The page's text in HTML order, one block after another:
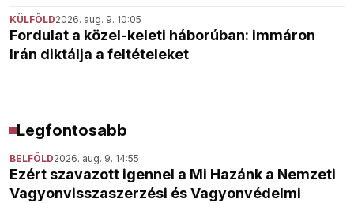
KÜLFÖLD2026. aug. 9. 10:05
Fordulat a közel-keleti háborúban: immáron
Irán diktálja a feltételeket
Legfontosabb
BELFÖLD2026. aug. 9. 14:55
Ezért szavazott igennel a Mi Hazánk a Nemzeti
Vagyonvisszaszerzési és Vagyonvédelmi